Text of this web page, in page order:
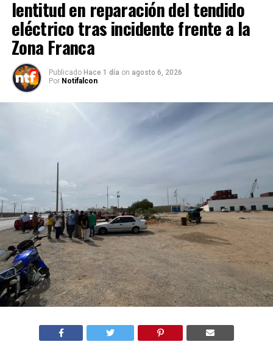
lentitud en reparación del tendido
eléctrico tras incidente frente a la
Zona Franca
Publicado Hace 1 día on agosto 6, 2026
Por Notifalcon